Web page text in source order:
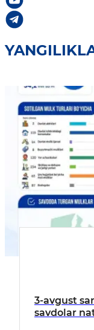
3-avgust
savdolar